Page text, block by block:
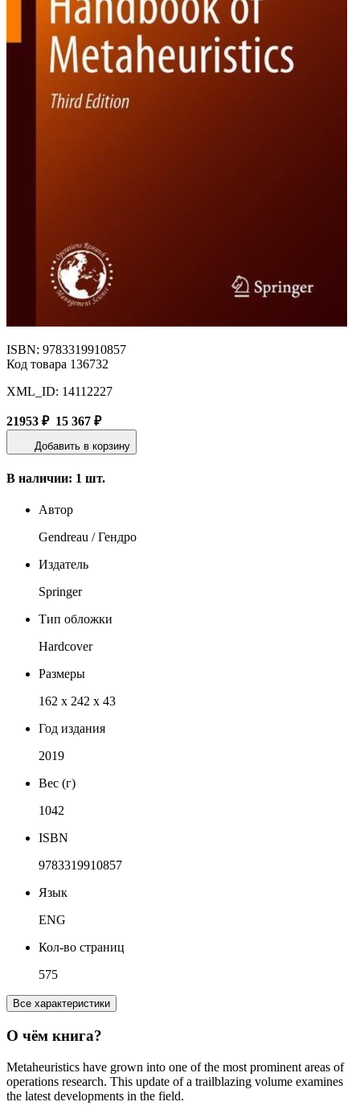
ISBN: 9783319910857
Код товара 136732
XML_ID: 14112227
21953 ₽ 15 367 ₽
Добавить в корзину
В наличии: 1 шт.
Автор
Gendreau / Гендро
Издатель
Springer
Тип обложки
Hardcover
Размеры
162 x 242 x 43
Год издания
2019
Вес (г)
1042
ISBN
9783319910857
Язык
ENG
Кол-во страниц
575
Все характеристики
О чём книга?
Metaheuristics have grown into one of the most prominent areas of
operations research. This update of a trailblazing volume examines
the latest developments in the field.